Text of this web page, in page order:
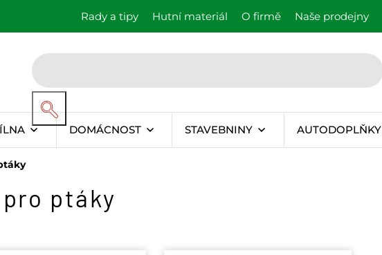
Rady a tipy Hutní materiál O firmě Naše prodejny
DOMÁCNOST STAVEBNINY AUTODOPLŇKY
ptáky